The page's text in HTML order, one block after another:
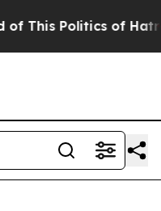
Politics of Hatred”